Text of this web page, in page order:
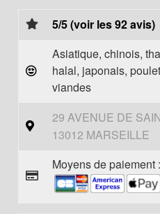
5/5 (voir les 92 avis)
Asiatique, chinois,
halal, japonais,
viandes
29 AVENUE DE
13012 MARSEILLE
Moyens de paiement :